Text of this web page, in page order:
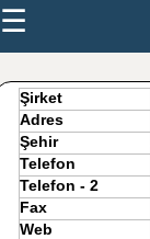
☰
Şirket
Adres
Şehir
Telefon
Telefon - 2
Fax
Web